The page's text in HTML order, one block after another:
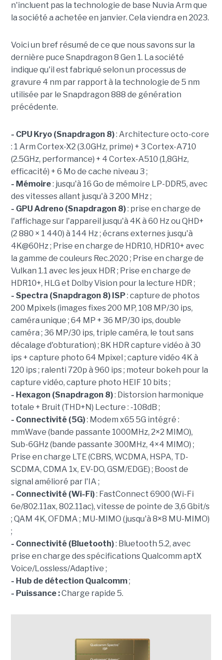
n'incluent pas la technologie de base Nuvia Arm que
la société a achetée en janvier. Cela viendra en 2023.
Voici un bref résumé de ce que nous savons sur la
dernière puce Snapdragon 8 Gen 1. La société
indique qu'il est fabriqué selon un processus de
gravure 4 nm par rapport à la technologie de 5 nm
utilisée par le Snapdragon 888 de génération
précédente.
- CPU Kryo (Snapdragon 8): Architecture octo-core
: 1 Arm Cortex-X2 (3.0GHz, prime) + 3 Cortex-A710
(2.5GHz, performance) + 4 Cortex-A510 (1,8GHz,
efficacité) + 6 Mo de cache niveau 3 ;
- Mémoire: jusqu'à 16 Go de mémoire LP-DDR5, avec
des vitesses allant jusqu'à 3 200 MHz ;
- GPU Adreno (Snapdragon 8): prise en charge de
l'affichage sur l'appareil jusqu'à 4K à 60 Hz ou QHD+
(2 880 × 1 440) à 144 Hz ; écrans externes jusqu'à
4K@60Hz ; Prise en charge de HDR10, HDR10+ avec
la gamme de couleurs Rec.2020 ; Prise en charge de
Vulkan 1.1 avec les jeux HDR ; Prise en charge de
HDR10+, HLG et Dolby Vision pour la lecture HDR ;
- Spectra (Snapdragon 8) ISP: capture de photos
200 Mpixels (images fixes 200 MP, 108 MP/30 ips,
caméra unique ; 64 MP + 36 MP/30 ips, double
caméra ; 36 MP/30 ips, triple caméra, le tout sans
décalage d'obturation) ; 8K HDR capture vidéo à 30
ips + capture photo 64 Mpixel ; capture vidéo 4K à
120 ips ; ralenti 720p à 960 ips ; moteur bokeh pour la
capture vidéo, capture photo HEIF 10 bits ;
- Hexagon (Snapdragon 8): Distorsion harmonique
totale + Bruit (THD+N) Lecture : -108dB ;
- Connectivité (5G): Modem x65 5G intégré :
mmWave (bande passante 1000MHz, 2×2 MIMO),
Sub-6GHz (bande passante 300MHz, 4×4 MIMO) ;
Prise en charge LTE (CBRS, WCDMA, HSPA, TD-
SCDMA, CDMA 1x, EV-DO, GSM/EDGE) ; Boost de
signal amélioré par l'IA ;
- Connectivité (Wi-Fi): FastConnect 6900 (Wi-Fi
6e/802.11ax, 802.11ac), vitesse de pointe de 3,6 Gbit/s
; QAM 4K, OFDMA ; MU-MIMO (jusqu'à 8×8 MU-MIMO)
;
- Connectivité (Bluetooth): Bluetooth 5.2, avec
prise en charge des spécifications Qualcomm aptX
Voice/Lossless/Adaptive ;
- Hub de détection Qualcomm;
- Puissance :Charge rapide 5.